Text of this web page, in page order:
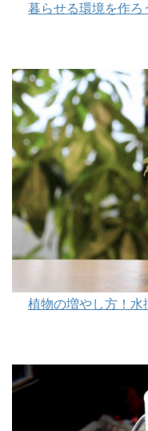
暮らせる環境を作ろ
植物の増やし方！水